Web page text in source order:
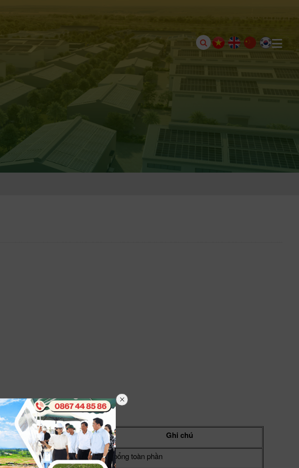
Chuyên ngành Ghi chú
quốc tế
Học bổng toàn phần